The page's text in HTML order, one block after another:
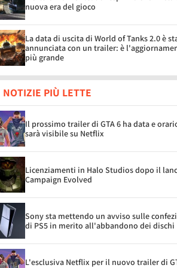
nuova era del gioco
La data di uscita di World of Tanks 2.0 è
annunciata con un trailer: è
più grande
NOTIZIE PIÙ LETTE
Il prossimo trailer di GTA 6 ha data e
sarà visibile su Netflix
Licenziamenti in Halo Studios dopo il
Campaign Evolved
Sony sta mettendo un avviso sulle
di PS5 in merito all'abbandono dei dischi
L'esclusiva Netflix per il nuovo trailer di